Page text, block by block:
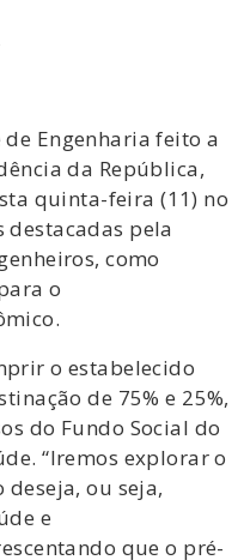
Engenharia feito a
da República,
quinta-feira (11) no
destacadas pela
como
o
o estabelecido
de 75% e 25%,
do Fundo Social do
“Iremos explorar o
ou seja,
e
que o pré-